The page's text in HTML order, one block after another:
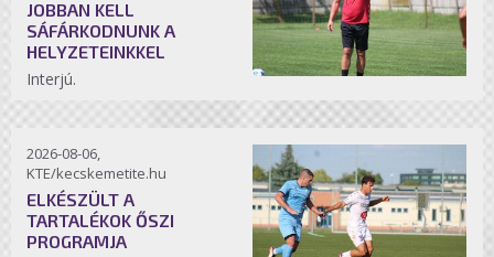
JOBBAN KELL
SÁFÁRKODNUNK A
HELYZETEINKKEL
Interjú.
2026-08-06,
KTE/kecskemetite.hu
ELKÉSZÜLT A
TARTALÉKOK ŐSZI
PROGRAMJA